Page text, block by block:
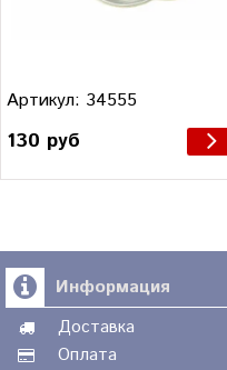
Артикул: 34555
130 руб
Информация
Доставка
Оплата